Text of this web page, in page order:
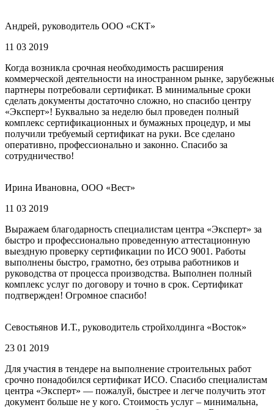
Андрей, руководитель ООО «СКТ»
11 03 2019
Когда возникла срочная необходимость расширения
коммерческой деятельности на иностранном рынке,
партнеры потребовали сертификат. В минимальные сроки
сделать документы достаточно сложно, но спасибо центру
«Эксперт»! Буквально за неделю был проведен полный
комплекс сертификационных и бумажных процедур, и мы
получили требуемый сертификат на руки. Все сделано
оперативно, профессионально и законно. Спасибо за
сотрудничество!
Ирина Ивановна, ООО «Вест»
11 03 2019
Выражаем благодарность специалистам центра «Эксперт» за
быстро и профессионально проведенную аттестационную
выездную проверку сертификации по ИСО 9001. Работы
выполнены быстро, грамотно, без отрыва работников и
руководства от процесса производства. Выполнен полный
комплекс услуг по договору и точно в срок. Сертификат
подтвержден! Огромное спасибо!
Севостьянов И.Т., руководитель стройхолдинга «Восток»
23 01 2019
Для участия в тендере на выполнение строительных работ
срочно понадобился сертификат ИСО. Спасибо специалистам
центра «Эксперт» — пожалуй, быстрее и легче получить этот
документ больше не у кого. Стоимость услуг – минимальна,